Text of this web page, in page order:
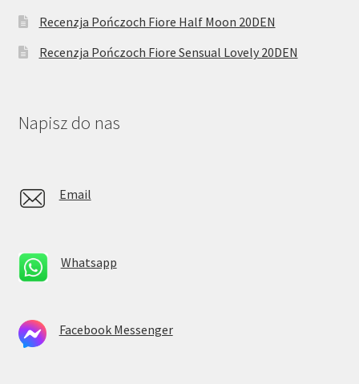
Recenzja Pończoch Fiore Half Moon 20DEN
Recenzja Pończoch Fiore Sensual Lovely 20DEN
Napisz do nas
Email
Whatsapp
Facebook Messenger